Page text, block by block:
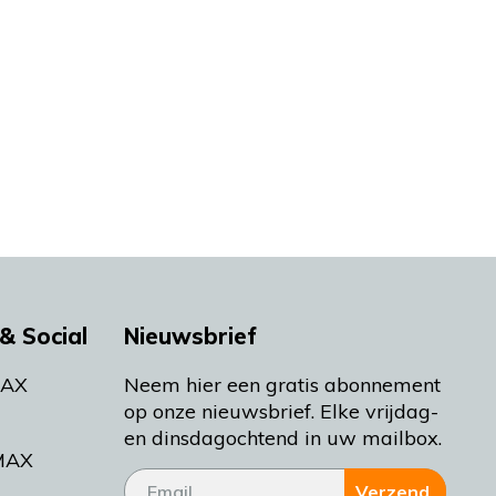
Social Nieuwsbrief
Neem hier een gratis abonnement
op onze nieuwsbrief. Elke vrijdag-
en dinsdagochtend in uw mailbox.